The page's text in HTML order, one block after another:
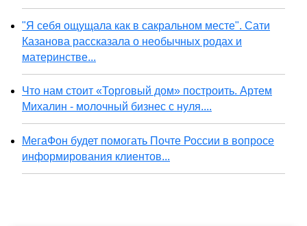
"Я себя ощущала как в сакральном месте". Сати
Казанова рассказала о необычных родах и
материнстве...
Что нам стоит «Торговый дом» построить. Артем
Михалин - молочный бизнес с нуля....
МегаФон будет помогать Почте России в вопросе
информирования клиентов...